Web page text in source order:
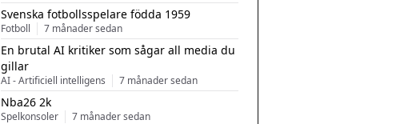
Svenska fotbollsspelare födda 1959
Fotboll 7 månader sedan
En brutal AI kritiker som sågar all media du
gillar
AI - Artificiell intelligens 7 månader sedan
Nba26 2k
Spelkonsoler 7 månader sedan